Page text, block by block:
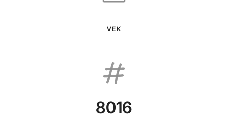
VEK
8016